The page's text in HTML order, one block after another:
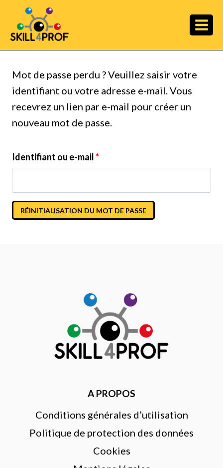
Mot de passe perdu ? Veuillez saisir votre
identifiant ou votre adresse e-mail. Vous
recevrez un lien par e-mail pour créer un
nouveau mot de passe.
Identifiant ou e-mail*
RÉINITIALISATION DU MOT DE PASSE
A PROPOS
Conditions générales d’utilisation
Politique de protection des données
Cookies